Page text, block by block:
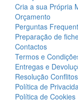
Cria a sua Própria
Orçamento
Perguntas
Preparação de
Contactos
Termos e
Entregas e
Resolução
Política de
Política de Cookies